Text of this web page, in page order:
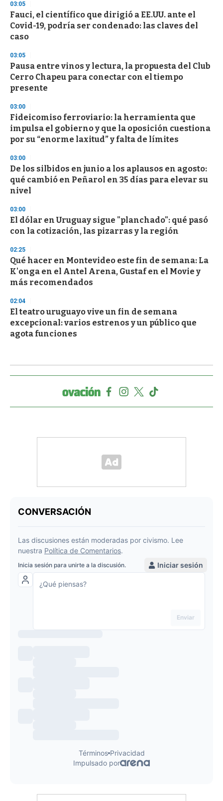
3
s
e
c
o
d
s
03:05
Fauci, el científico que dirigió a EE.UU. ante el
Covid-19, podría ser condenado: las claves del
caso
03:05
Pausa entre vinos y lectura, la propuesta del Club
Cerro Chapeu para conectar con el tiempo
presente
03:00
Fideicomiso ferroviario: la herramienta que
impulsa el gobierno y que la oposición cuestiona
por su “enorme laxitud” y falta de límites
03:00
De los silbidos en junio a los aplausos en agosto:
qué cambió en Peñarol en 35 días para elevar su
nivel
03:00
El dólar en Uruguay sigue "planchado": qué pasó
con la cotización, las pizarras y la región
02:25
Qué hacer en Montevideo este fin de semana: La
K'onga en el Antel Arena, Gustaf en el Movie y
más recomendados
02:04
El teatro uruguayo vive un fin de semana
excepcional: varios estrenos y un público que
agota funciones